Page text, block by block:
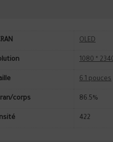
OLED
1080 *
6.1 pouces
corps 86.5%
422